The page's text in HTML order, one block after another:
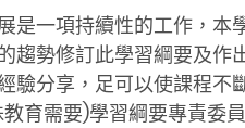
是一項持續性的工作，
趨勢修訂此學習綱要及
驗分享，足可以使課程不
育需要)學習綱要專責委